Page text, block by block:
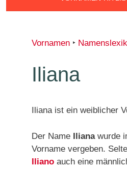
Vornamen ‣
Iliana
Iliana ist ein weiblicher
Der Name Ilianawurde
Vorname vergeben.
Iliano auch eine